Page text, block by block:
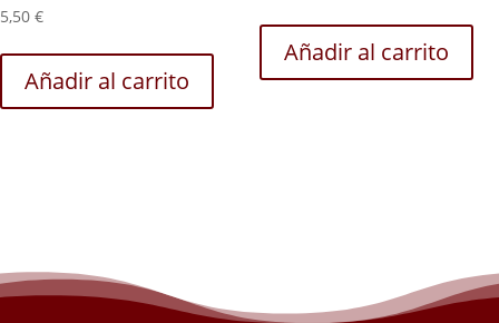
5,50 €
Añadir al carrito
Añadir al carrito